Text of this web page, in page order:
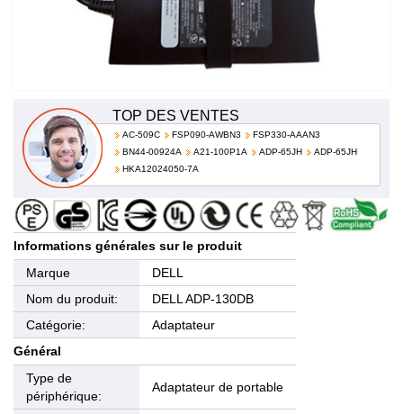
TOP DES VENTES
AC-509C FSP090-AWBN3
FSP330-AAAN3
BN44-00924A
A21-100P1A ADP-65JH
ADP-65JH
HKA12024050-7A
Informations générales sur le produit
Marque
DELL
Nom du produit:
DELL ADP-130DB
Catégorie:
Adaptateur
Général
Type de
périphérique:
Adaptateur de portable